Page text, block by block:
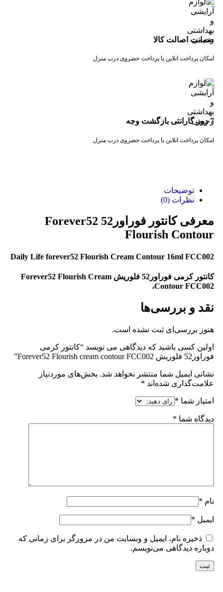
ضمانت اصالت کالا
امکان پرداخت انلاین یا پرداخت حضروی درب منزل
7 روز گارانتی بازگشت وجه
امکان پرداخت انلاین یا پرداخت حضروی درب منزل
توضیحات
نظرات (0)
معرفی کانتور فوراور52 Forever52
Flourish Contour
Daily Life forever52 Flourish Cream Contour 16ml FCC002
کانتور کرمی فوراور52 فلوریش Forever52 Flourish Cream
Contour FCC002،
نقد و بررسی‌ها
هنوز بررسی‌ای ثبت نشده است.
اولین کسی باشید که دیدگاهی می نویسد “کانتور کرمی
فوراور52 فلوریش Forever52 Flourish cream contour FCC002”
نشانی ایمیل شما منتشر نخواهد شد. بخش‌های موردنیاز
علامت‌گذاری شده‌اند *
امتیاز شما *
دیدگاه شما *
نام *
ایمیل *
ذخیره نام، ایمیل و وبسایت من در مرورگر برای زمانی که
دوباره دیدگاهی می‌نویسم.